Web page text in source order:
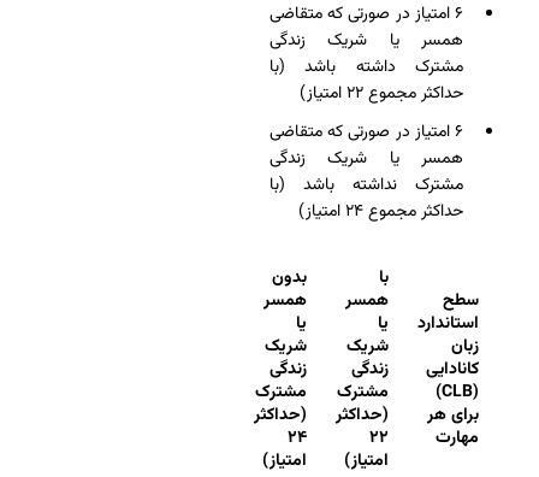
۶ امتیاز در صورتی که متقاضی
همسر یا شریک زندگی
مشترک داشته باشد (با
حداکثر مجموع ۲۲ امتیاز)
۶ امتیاز در صورتی که متقاضی
همسر یا شریک زندگی
مشترک نداشته باشد (با
حداکثر مجموع ۲۴ امتیاز)
سطح
استاندارد
زبان
کانادایی
(CLB)
برای هر
مهارت
با
همسر
یا
شریک
زندگی
مشترک
(حداکثر
۲۲
امتیاز)
بدون
همسر
یا
شریک
زندگی
مشترک
(حداکثر
۲۴
امتیاز)